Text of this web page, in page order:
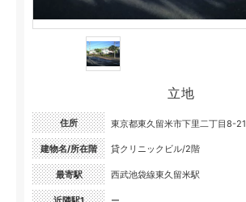
立地
住所 東京都東久留米市下里二丁目8-21
建物名/所在階 貸クリニックビル/2階
最寄駅 西武池袋線東久留米駅